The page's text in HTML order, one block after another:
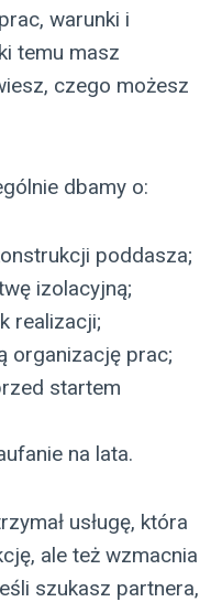
warunki i
temu masz
czego możesz
dbamy o:
poddasza;
izolacyjną;
realizacji;
organizację prac;
startem
na lata.
usługę, która
ale też wzmacnia
szukasz partnera,